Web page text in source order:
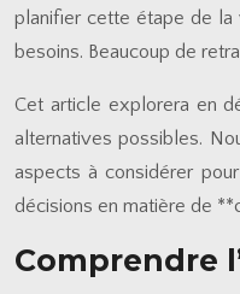
planifier cette étape de la
besoins. Beaucoup de
Cet article explorera en
alternatives possibles.
aspects à considérer
décisions en matière de
Comprendre